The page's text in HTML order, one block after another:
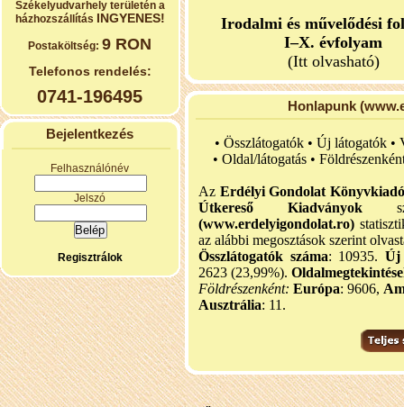
Székelyudvarhely területén a
házhozszállítás INGYENES!
Postaköltség:9 RON
Telefonos rendelés:
0741-196495
Bejelentkezés
Felhasználónév
Jelszó
Regisztrálok
Irodalmi és művelődési
I–X. évfolyam
(Itt olvasható)
Honlapunk
• Összlátogatók • Új látogatók •
• Oldal/látogatás •
Az Erdélyi Gondolat
Útkereső Kiadványok
(www.erdelyigondolat.ro)
az alábbi megosztások szerint
Összlátogatók száma: 10935. Új
2623 (23,99%).
Földrészenként: Európa: 9606,
Ausztrália: 11.